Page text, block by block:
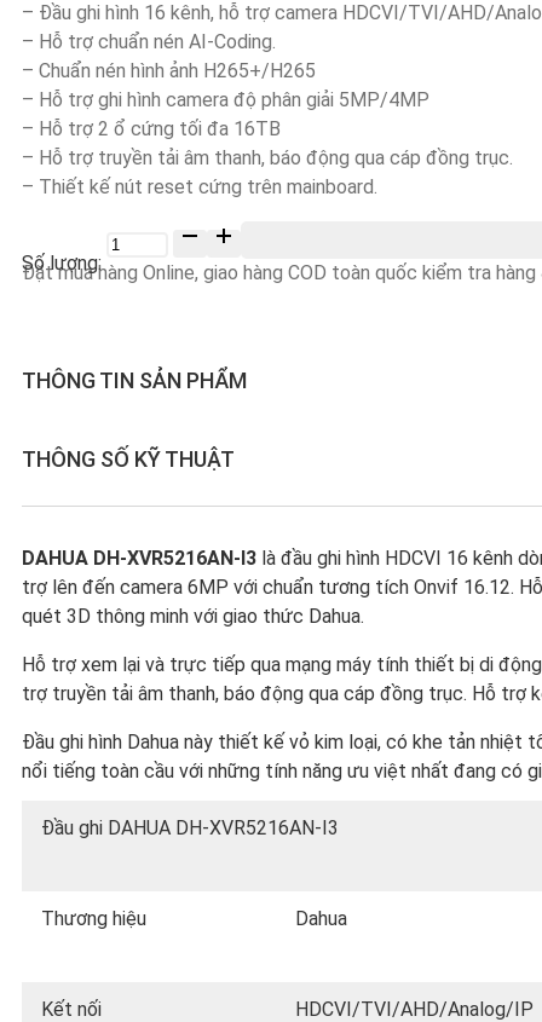
– Đầu ghi hình 16 kênh, hỗ trợ camera HDCVI/TVI/AHD/
– Hỗ trợ chuẩn nén AI-Coding.
– Chuẩn nén hình ảnh H265+/H265
– Hỗ trợ ghi hình camera độ phân giải 5MP/4MP
– Hỗ trợ 2 ổ cứng tối đa 16TB
– Hỗ trợ truyền tải âm thanh, báo động qua cáp đồng trục.
– Thiết kế nút reset cứng trên mainboard.
Số
lượng
Đặt mua hàng Online, giao hàng COD toàn quốc kiểm tra
THÔNG TIN SẢN PHẨM
THÔNG SỐ KỸ THUẬT
DAHUA DH-XVR5216AN-I3 là đầu ghi hình HDCVI 16 kênh
trợ lên đến camera 6MP với chuẩn tương tích Onvif 16.12.
quét 3D thông minh với giao thức Dahua.
Hỗ trợ xem lại và trực tiếp qua mạng máy tính thiết bị di
trợ truyền tải âm thanh, báo động qua cáp đồng trục. Hỗ trợ
Đầu ghi hình Dahua này thiết kế vỏ kim loại, có khe tản nhiệt
nổi tiếng toàn cầu với những tính năng ưu việt nhất đang có
Đầu ghi DAHUA DH-XVR5216AN-I3
Thương hiệu Dahua
Kết nối HDCVI/TVI/AHD/Analog/IP